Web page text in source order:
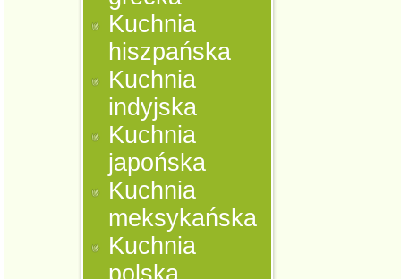
Kuchnia
hiszpańska
Kuchnia
indyjska
Kuchnia
japońska
Kuchnia
meksykańska
Kuchnia
polska